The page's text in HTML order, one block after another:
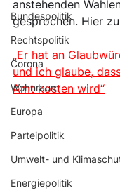
Bundespolitik
Rechtspolitik
Corona
Wohnraum
Europa
Parteipolitik
Umwelt- und
Energiepolitik
anstehenden
gesprochen. Hier
„Er hat an
und ich glaube,
Amt kosten wird“